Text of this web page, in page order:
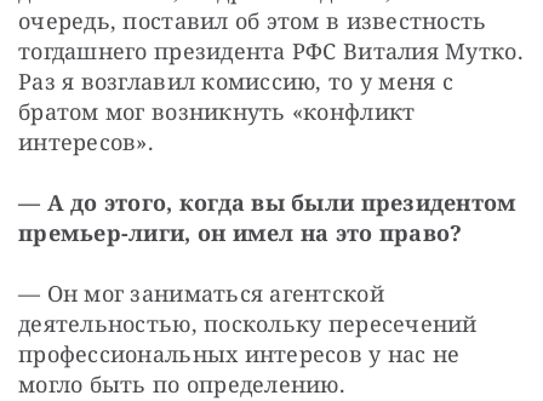
очередь, поставил об этом в известность
тогдашнего президента РФС Виталия Мутко.
Раз я возглавил комиссию, то у меня с
братом мог возникнуть «конфликт
интересов».
— А до этого, когда вы были президентом
премьер-лиги, он имел на это право?
— Он мог заниматься агентской
деятельностью, поскольку пересечений
профессиональных интересов у нас не
могло быть по определению.